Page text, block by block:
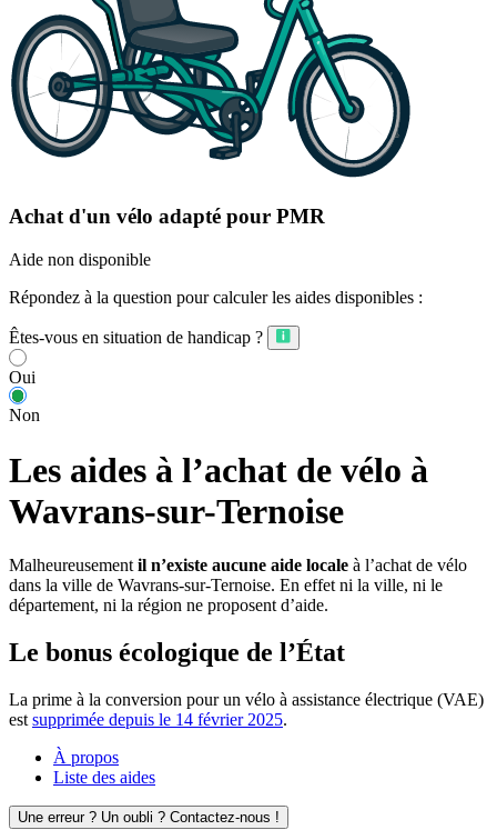
Achat d'un vélo adapté pour PMR
Aide non disponible
Répondez à la question pour calculer les aides disponibles :
Êtes-vous en situation de handicap ?
Oui
Non
Les aides à l’achat de vélo à
Wavrans-sur-Ternoise
Malheureusement il n’existe aucune aide locale à l’achat de vélo
dans la ville de Wavrans-sur-Ternoise. En effet ni la ville, ni le
département, ni la région ne proposent d’aide.
Le bonus écologique de l’État
La prime à la conversion pour un vélo à assistance électrique (VAE)
est supprimée depuis le 14 février 2025.
À propos
Liste des aides
Une erreur ? Un oubli ? Contactez-nous !